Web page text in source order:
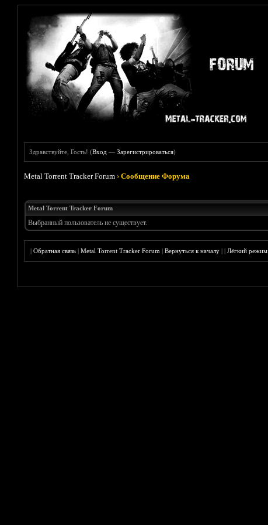
Здравствуйте, Гость! (Вход —Зарегистрироваться)
Metal Torrent Tracker Forum ›Сообщение Форума
Metal Torrent Tracker Forum
Выбранный пользователь не существует.
|Обратная связь |Metal Torrent Tracker Forum |Вернуться к началу ||Лёгкий режим